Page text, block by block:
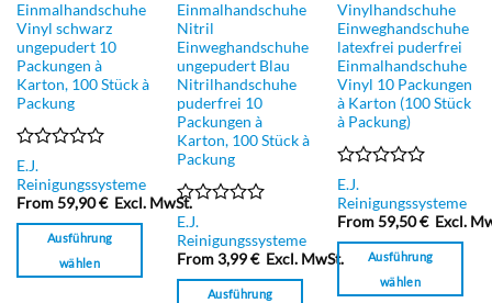
Einmalhandschuhe
Vinyl schwarz
ungepudert 10
Packungen à
Karton, 100 Stück à
Packung
Bewertet
mit
0
von
E.J.
Reinigungssysteme
From59,90€ Excl. MwSt.
Ausführung
wählen
Einmalhandschuhe
Nitril
Einweghandschuhe
ungepudert Blau
Nitrilhandschuhe
puderfrei 10
Packungen à
Karton, 100 Stück à
Packung
Bewertet
mit
0
von
E.J.
Reinigungssysteme
From3,99€ Excl. MwSt.
Ausführung
Vinylhandschuhe
Einweghandschuhe
latexfrei puderfrei
Einmalhandschuhe
Vinyl 10 Packungen
à Karton (100 Stück
à Packung)
Bewertet
mit
0
von
5
E.J.
Reinigungssysteme
From59,50€ Excl.
Ausführung
wählen